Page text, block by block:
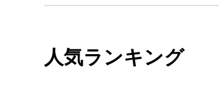
人気ランキング